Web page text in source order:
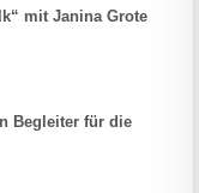
mit Janina Grote
Begleiter für die